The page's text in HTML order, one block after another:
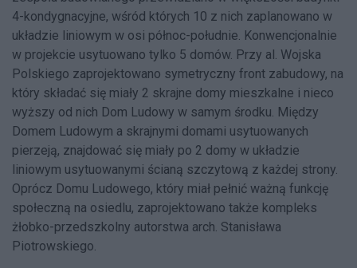
4-kondygnacyjne, wśród których 10 z nich zaplanowano w
układzie liniowym w osi północ-południe. Konwencjonalnie
w projekcie usytuowano tylko 5 domów. Przy al. Wojska
Polskiego zaprojektowano symetryczny front zabudowy, na
który składać się miały 2 skrajne domy mieszkalne i nieco
wyższy od nich Dom Ludowy w samym środku. Między
Domem Ludowym a skrajnymi domami usytuowanych
pierzeją, znajdować się miały po 2 domy w układzie
liniowym usytuowanymi ścianą szczytową z każdej strony.
Oprócz Domu Ludowego, który miał pełnić ważną funkcję
społeczną na osiedlu, zaprojektowano także kompleks
żłobko-przedszkolny autorstwa arch. Stanisława
Piotrowskiego.